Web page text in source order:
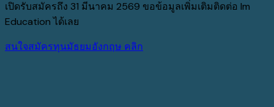
เปิดรับสมัครถึง 31 มีนาคม 2569 ขอข้อมูลเพิ่มเติมติดต่อ Im
Education ได้เลย
สนใจสมัครทุนมัธยมอังกฤษ คลิก